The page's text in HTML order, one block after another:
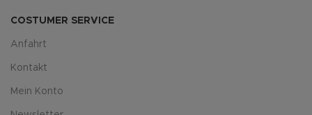
COSTUMER SERVICE
Anfahrt
Kontakt
Mein Konto